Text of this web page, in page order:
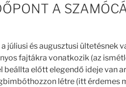
A
júliusi és augusztusi ültetésnek
fajtákra vonatkozik (az
előtt elegendő ideje van
létre (itt érdemes